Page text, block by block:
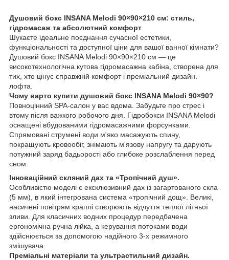
Душовий бокс INSANA Melodi 90×90×210 см: стиль,
гідромасаж та абсолютний комфорт
Шукаєте ідеальне поєднання сучасної естетики,
функціональності та доступної ціни для вашої ванної кімнати?
Душовий бокс INSANA Melodi 90×90×210 см — це
високотехнологічна кутова гідромасажна кабіна, створена для
тих, хто цінує справжній комфорт і преміальний дизайн.
лофта.
Чому варто купити душовий бокс INSANA Melodi 90×90?
Повноцінний SPA-салон у вас вдома. Забудьте про стрес і
втому після важкого робочого дня. Гідробокси INSANA Melodi
оснащені вбудованими гідромасажними форсунками.
Спрямовані струмені води м'яко масажують спину,
покращують кровообіг, знімають м'язову напругу та дарують
потужний заряд бадьорості або глибоке розслаблення перед
сном.
Інноваційний скляний дах та «Тропічний душ».
Особливістю моделі є ексклюзивний дах із загартованого скла
(5 мм), в який інтегрована система «тропічний дощ». Великі,
насичені повітрям краплі створюють відчуття теплої літньої
зливи. Для класичних водних процедур передбачена
ергономічна ручна лійка, а керування потоками води
здійснюється за допомогою надійного 3-х режимного
змішувача.
Преміальні матеріали та ультрастильний дизайн.